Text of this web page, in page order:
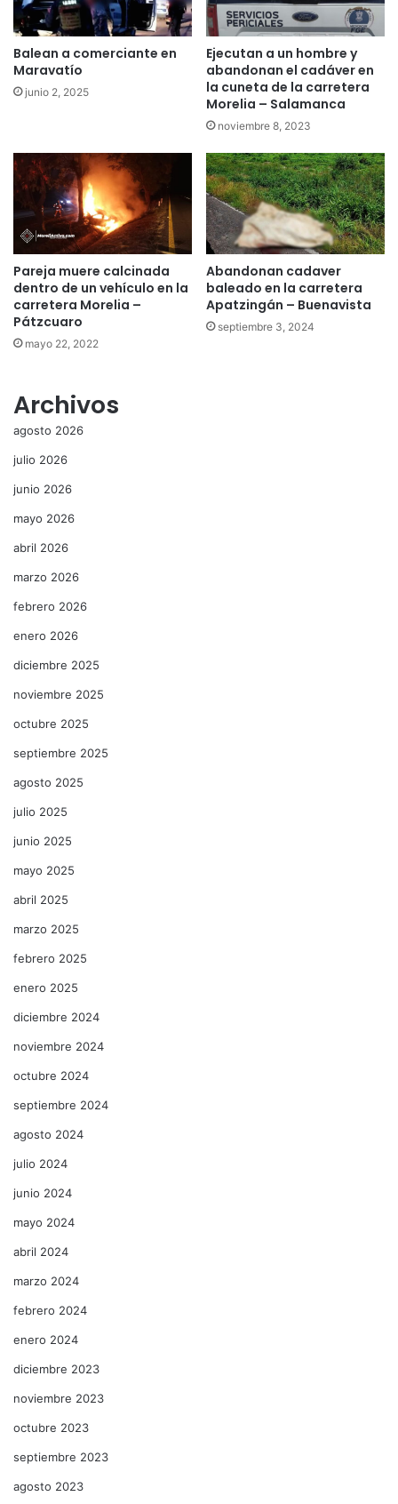
Balean a comerciante en
Maravatío
junio 2, 2025
Ejecutan a un hombre y
abandonan el cadáver en
la cuneta de la carretera
Morelia – Salamanca
noviembre 8, 2023
Pareja muere calcinada
dentro de un vehículo en la
carretera Morelia –
Pátzcuaro
mayo 22, 2022
Abandonan cadaver
baleado en la carretera
Apatzingán – Buenavista
septiembre 3, 2024
Archivos
agosto 2026
julio 2026
junio 2026
mayo 2026
abril 2026
marzo 2026
febrero 2026
enero 2026
diciembre 2025
noviembre 2025
octubre 2025
septiembre 2025
agosto 2025
julio 2025
junio 2025
mayo 2025
abril 2025
marzo 2025
febrero 2025
enero 2025
diciembre 2024
noviembre 2024
octubre 2024
septiembre 2024
agosto 2024
julio 2024
junio 2024
mayo 2024
abril 2024
marzo 2024
febrero 2024
enero 2024
diciembre 2023
noviembre 2023
octubre 2023
septiembre 2023
agosto 2023